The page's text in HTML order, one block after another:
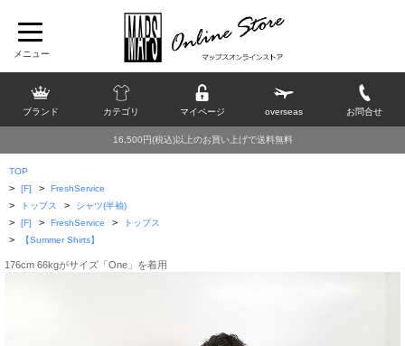
ブランド カテゴリ マイページ overseas お問合せ
16,500円(税込)以上のお買い上げで送料無料
TOP
> [F] > FreshService
> トップス > シャツ(半袖)
> [F] > FreshService > トップス
> 【Summer Shirts】
176cm 66kgがサイズ「One」を着用